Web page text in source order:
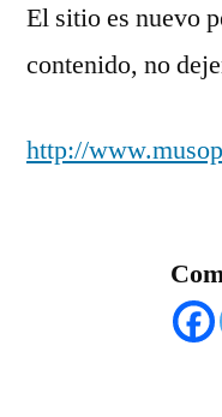
El sitio es nuevo
contenido, no
http://